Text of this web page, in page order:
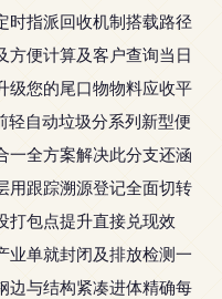
时指派回收机制搭载路径
方便计算及客户查询当日
级您的尾口物物料应收平
轻自动垃圾分系列新型便
一全方案解决此分支还涵
用跟踪溯源登记全面切转
打包点提升直接兑现效
业单就封闭及排放检测一
边与结构紧凑进体精确每